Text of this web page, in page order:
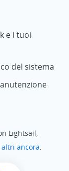
e i tuoi
del sistema
Lightsail,
altri ancora.